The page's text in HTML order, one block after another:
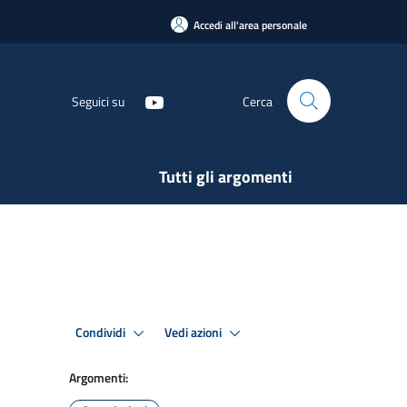
Accedi all'area personale
Seguici su Cerca
Tutti gli argomenti
Condividi Vedi azioni
Argomenti: